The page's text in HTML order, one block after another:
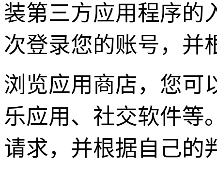
装第三方应用程序的
次登录您的账号，并
浏览应用商店，您可
乐应用、社交软件等
请求，并根据自己的